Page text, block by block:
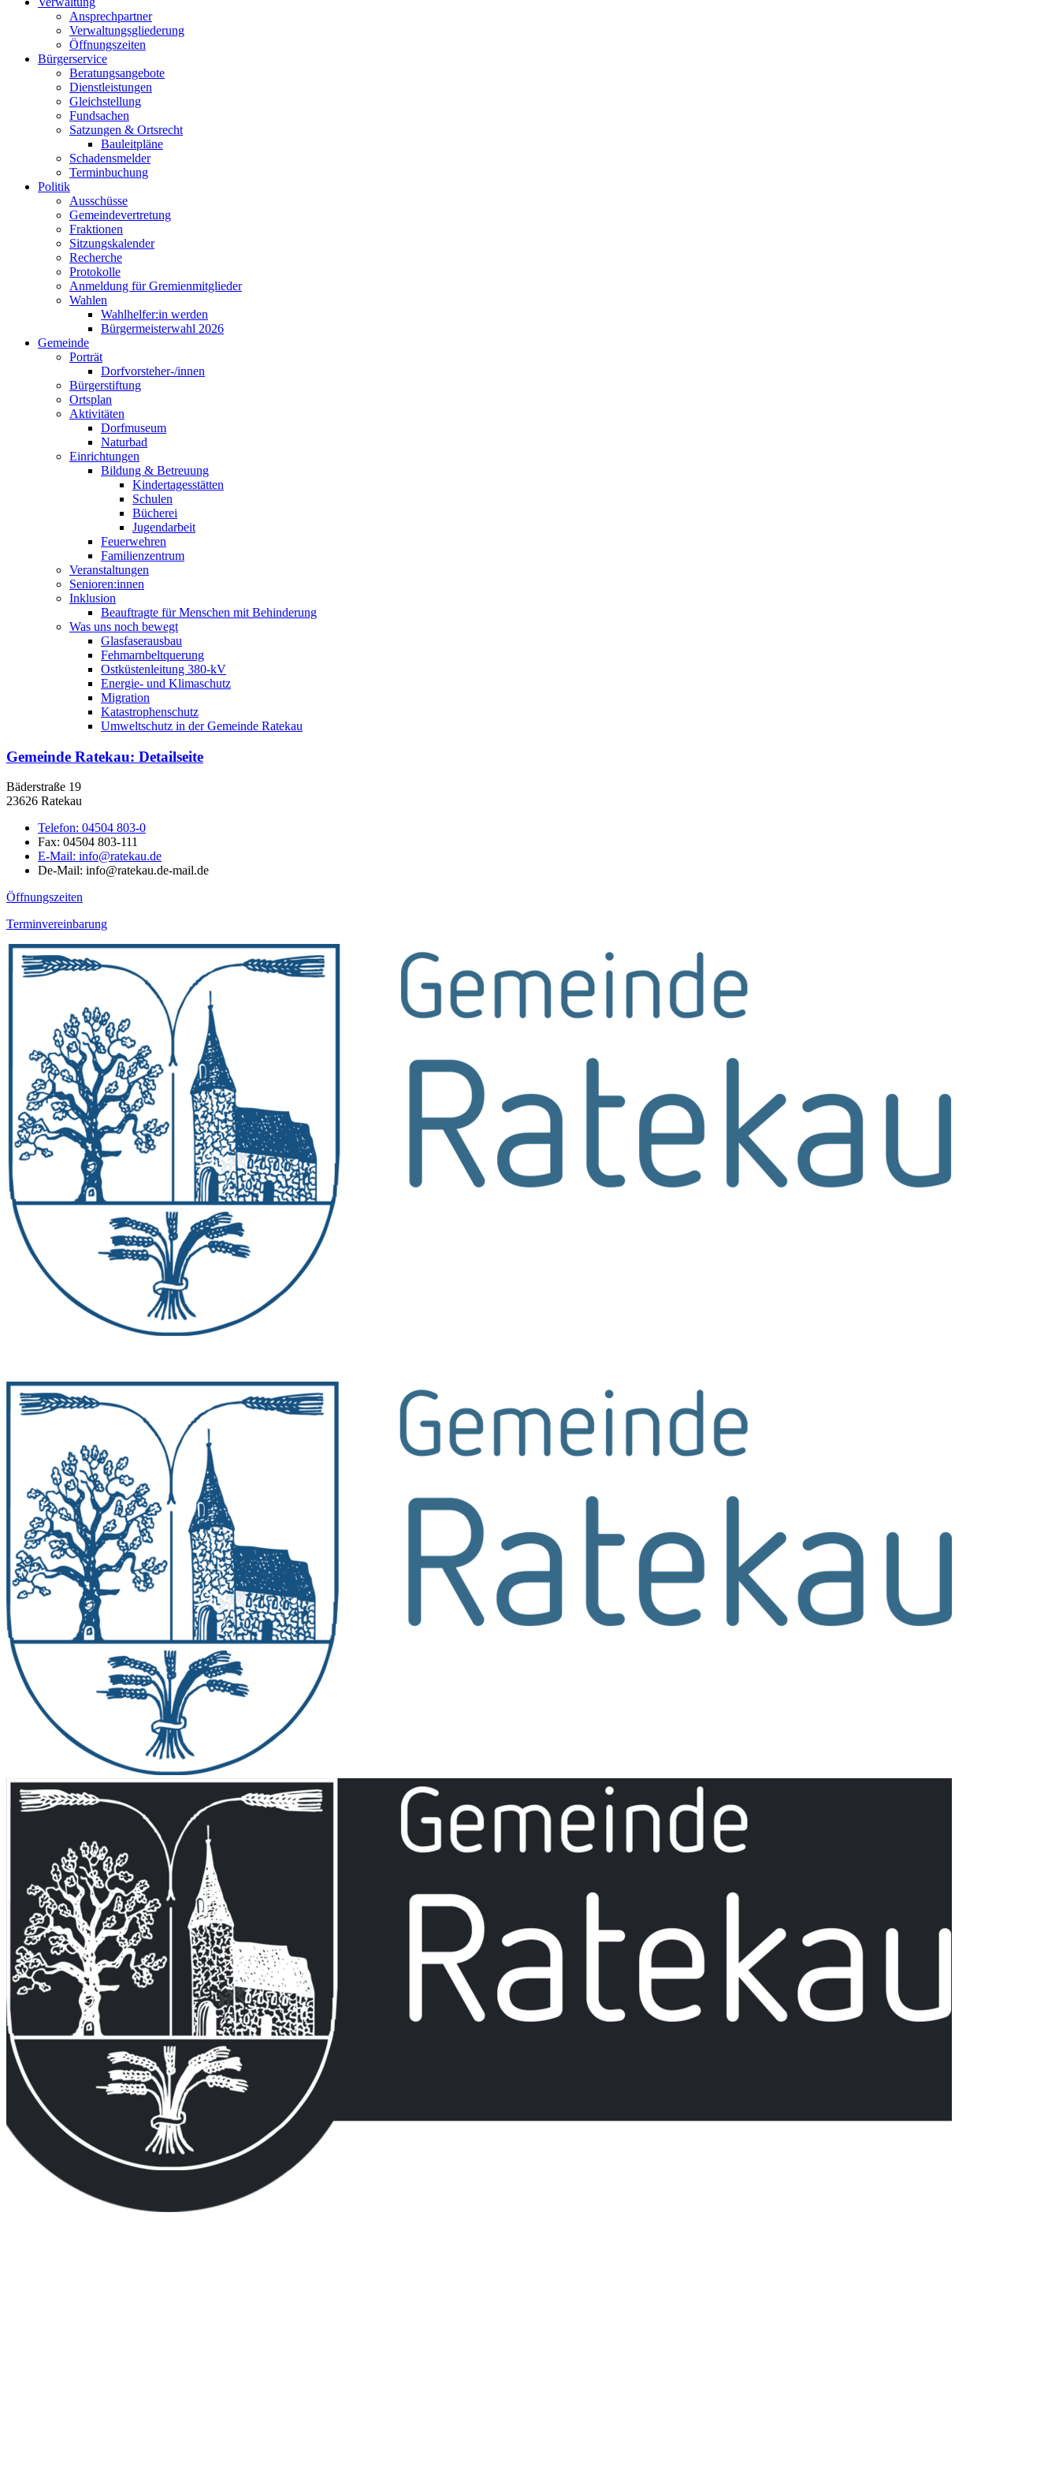
Ansprechpartner
Verwaltungsgliederung
Öffnungszeiten
Bürgerservice
Beratungsangebote
Dienstleistungen
Gleichstellung
Fundsachen
Satzungen & Ortsrecht
Bauleitpläne
Schadensmelder
Terminbuchung
Politik
Ausschüsse
Gemeindevertretung
Fraktionen
Sitzungskalender
Recherche
Protokolle
Anmeldung für Gremienmitglieder
Wahlen
Wahlhelfer:in werden
Bürgermeisterwahl 2026
Gemeinde
Porträt
Dorfvorsteher-/innen
Bürgerstiftung
Ortsplan
Aktivitäten
Dorfmuseum
Naturbad
Einrichtungen
Bildung & Betreuung
Kindertagesstätten
Schulen
Bücherei
Jugendarbeit
Feuerwehren
Familienzentrum
Veranstaltungen
Senioren:innen
Inklusion
Beauftragte für Menschen mit Behinderung
Was uns noch bewegt
Glasfaserausbau
Fehmarnbeltquerung
Ostküstenleitung 380-kV
Energie- und Klimaschutz
Migration
Katastrophenschutz
Umweltschutz in der Gemeinde Ratekau
Gemeinde Ratekau: Detailseite
Bäderstraße 19
23626 Ratekau
Telefon: 04504 803-0
Fax: 04504 803-111
E-Mail: info@ratekau.de
De-Mail: info@ratekau.de-mail.de
Öffnungszeiten
Terminvereinbarung